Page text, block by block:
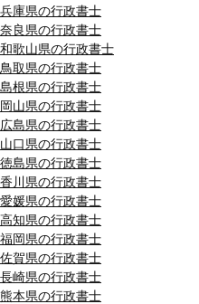
兵庫県の行政書士
奈良県の行政書士
和歌山県の行政書士
鳥取県の行政書士
島根県の行政書士
岡山県の行政書士
広島県の行政書士
山口県の行政書士
徳島県の行政書士
香川県の行政書士
愛媛県の行政書士
高知県の行政書士
福岡県の行政書士
佐賀県の行政書士
長崎県の行政書士
熊本県の行政書士